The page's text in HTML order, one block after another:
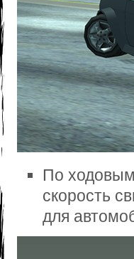
По ходовым
скорость
для